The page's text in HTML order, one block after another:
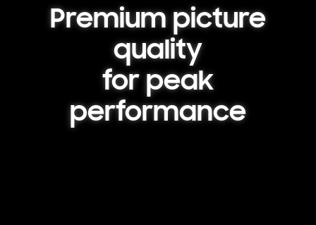
Premium picture
quality
for peak
performance